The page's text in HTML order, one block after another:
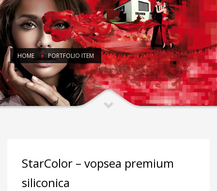
HOME PORTFOLIO ITEM
StarColor – vopsea premium
siliconica